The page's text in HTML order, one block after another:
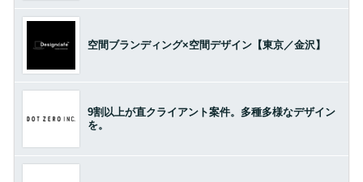
空間ブランディング×空間デザイン【東京／金沢】
9割以上が直クライアント案件。多種多様なデザイン
を。